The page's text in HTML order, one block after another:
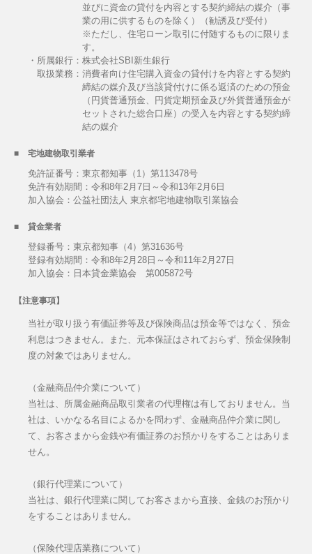
並びに資金の貸付を内容とする契約締結の媒介（事
業の用に供するものを除く）（勧誘及び受付）
※ただし、住宅ローン取引に付随するものに限りま
す。
・所属銀行：株式会社SBI新生銀行
取扱業務： 消費者向け住宅購入資金の貸付けを内容とする契約
締結の媒介及び当該貸付けに係る返済のための預金
（円貨普通預金、円貨定期預金及び外貨普通預金が
セットされた総合口座）の受入を内容とする契約締
結の媒介
宅地建物取引業者
免許証番号：東京都知事（1）第113478号
免許有効期間：令和8年2月7日～令和13年2月6日
加入協会：公益社団法人 東京都宅地建物取引業協会
貸金業者
登録番号：東京都知事（4）第31636号
登録有効期間：令和8年2月28日～令和11年2月27日
加入協会：日本貸金業協会 第005872号
【注意事項】
当社が取り扱う有価証券等及び保険商品は預金等ではなく、預金
利息はつきません。また、元本保証はされておらず、預金保険制
度の対象ではありません。
（金融商品仲介業について）
当社は、所属金融商品取引業者の代理権は有しておりません。当
社は、いかなる名目によるかを問わず、金融商品仲介業に関し
て、お客さまから金銭や有価証券のお預かりをすることはありま
せん。
（銀行代理業について）
当社は、銀行代理業に関してお客さまから直接、金銭のお預かり
をすることはありません。
（保険代理店業務について）